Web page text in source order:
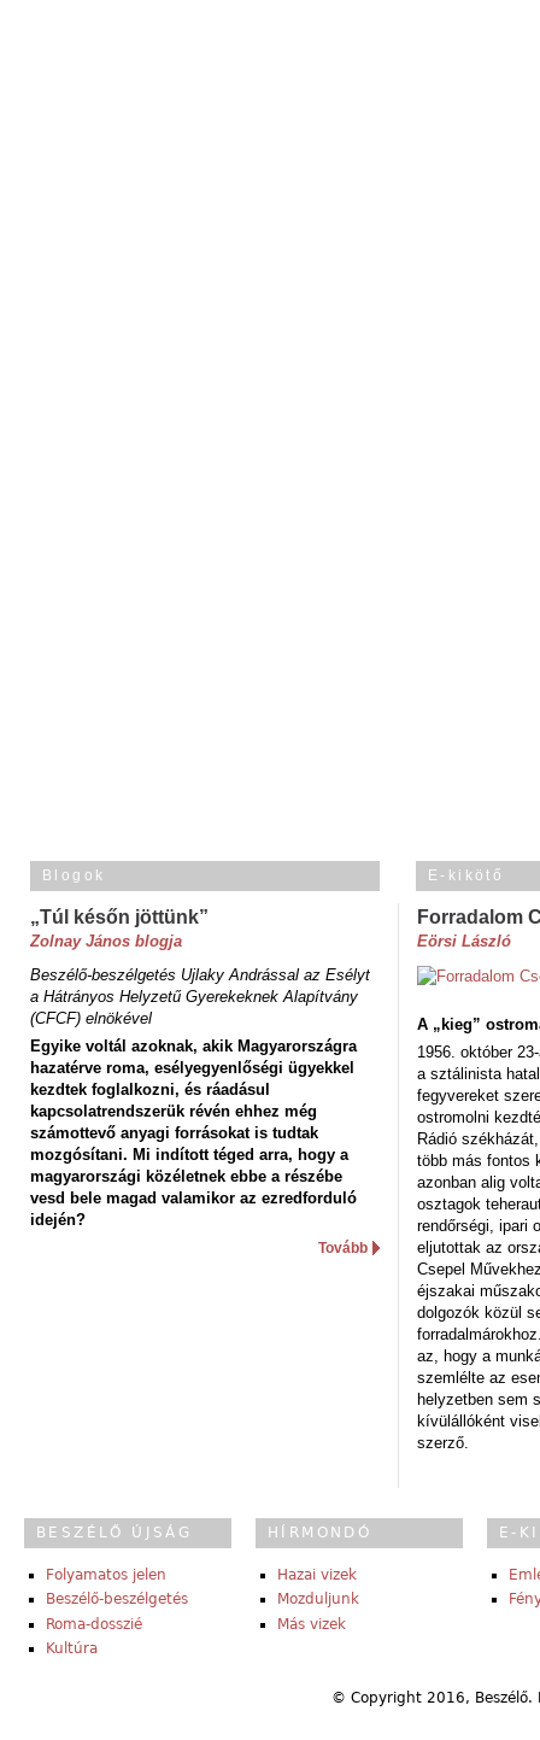
Blogok
„Túl későn jöttünk”
Zolnay János blogja
Beszélő-beszélgetés Ujlaky Andrással az Esélyt
a Hátrányos Helyzetű Gyerekeknek Alapítvány
(CFCF) elnökével
Egyike voltál azoknak, akik Magyarországra
hazatérve roma, esélyegyenlőségi ügyekkel
kezdtek foglalkozni, és ráadásul
kapcsolatrendszerük révén ehhez még
számottevő anyagi forrásokat is tudtak
mozgósítani. Mi indított téged arra, hogy a
magyarországi közéletnek ebbe a részébe
vesd bele magad valamikor az ezredforduló
idején?
Tovább
E-kikötő
Forradalom
Eörsi László
A „kieg”
1956. október
a sztálinista
fegyvereket
ostromolni
Rádió
több más fontos
azonban alig
osztagok
rendőrségi, ipari
eljutottak az
Csepel
éjszakai
dolgozók közül
az, hogy a
szemlélte az
helyzetben sem
kívülállóként
szerző.
BESZÉLŐ ÚJSÁG
Folyamatos jelen
Beszélő-beszélgetés
Roma-dosszié
Kultúra
HÍRMONDÓ
Hazai vizek
Mozduljunk
Más vizek
E-
© Copyright 2016,